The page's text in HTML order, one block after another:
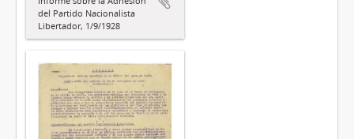
del Partido Nacionalista
Libertador, 1/9/1928